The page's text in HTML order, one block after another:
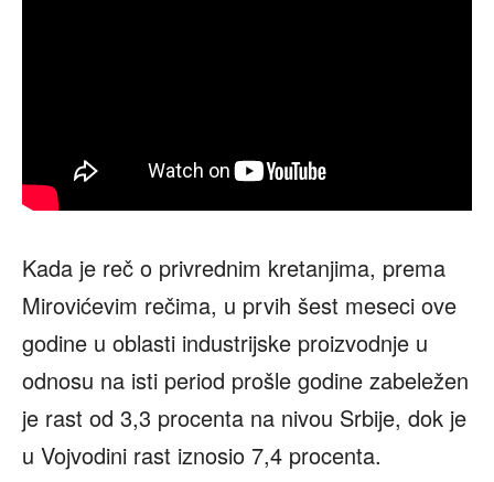
Kada je reč o privrednim kretanjima, prema
Mirovićevim rečima, u prvih šest meseci ove
godine u oblasti industrijske proizvodnje u
odnosu na isti period prošle godine zabeležen
je rast od 3,3 procenta na nivou Srbije, dok je
u Vojvodini rast iznosio 7,4 procenta.